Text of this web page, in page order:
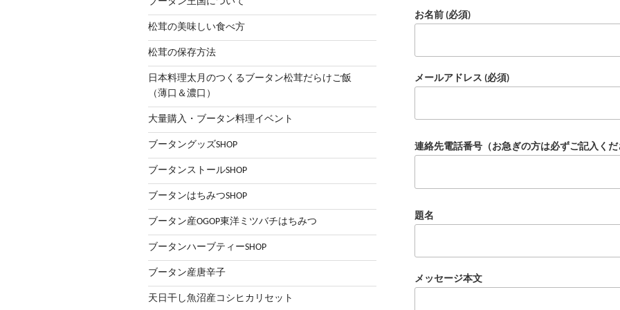
松茸の美味しい食べ方
松茸の保存方法
日本料理太月のつくるブータン松茸だらけご飯
（薄口＆濃口）
大量購入・ブータン料理イベント
ブータングッズSHOP
ブータンストールSHOP
ブータンはちみつSHOP
ブータン産OGOP東洋ミツバチはちみつ
ブータンハーブティーSHOP
ブータン産唐辛子
天日干し魚沼産コシヒカリセット
お名前 (必須)
メールアドレス (必須)
連絡先電話番号（お急ぎの方は必ずご記入く
題名
メッセージ本文